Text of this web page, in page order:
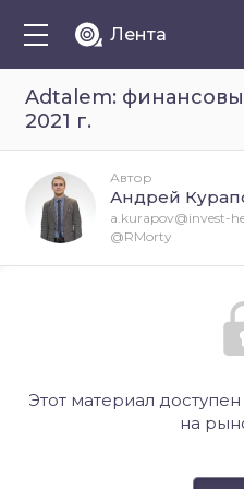
Лента
Adtalem:
2021 г.
Этот материал
на
Автор
Андрей
a.kurapov@invest-
@RMorty